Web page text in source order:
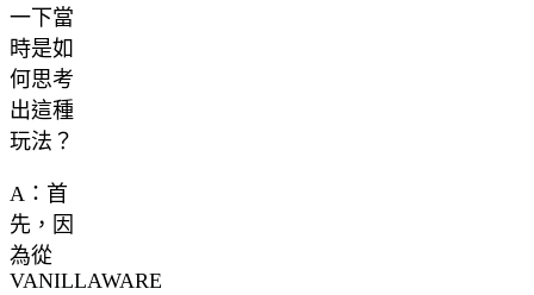
一下當
時是如
何思考
出這種
玩法？
A：首
先，因
為從
VANILLAWARE